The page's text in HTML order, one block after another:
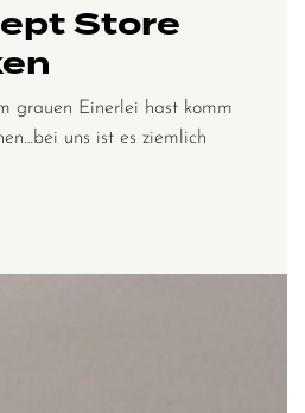
Store
grauen Einerlei hast komm
uns ist es ziemlich